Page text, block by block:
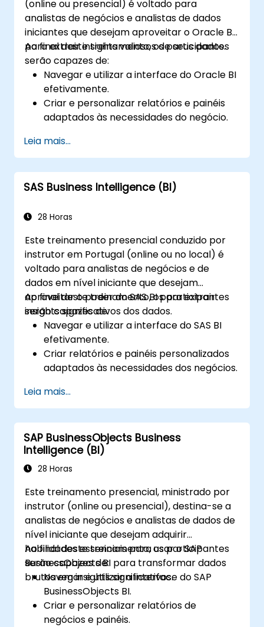
(online ou presencial) é voltado para
analistas de negócios e analistas de dados
iniciantes que desejam aproveitar o Oracle BI
para extrair insights valiosos de seus dados.
Ao final deste treinamento, os participantes
serão capazes de:
Navegar e utilizar a interface do Oracle BI
efetivamente.
Criar e personalizar relatórios e painéis
adaptados às necessidades do negócio.
ferramentas de BI.
Aproveitar recursos avançados para uma
exploração abrangente dos dados.
Leia mais...
SAS Business Intelligence (BI)
28 Horas
Este treinamento presencial conduzido por
instrutor em Portugal (online ou no local) é
voltado para analistas de negócios e de
dados em nível iniciante que desejam
aproveitar o poder do SAS BI para extrair
insights significativos dos dados.
Ao final deste treinamento, os participantes
serão capazes de:
Navegar e utilizar a interface do SAS BI
efetivamente.
Criar relatórios e painéis personalizados
adaptados às necessidades dos negócios.
ferramentas de BI.
Aproveitar recursos avançados para uma
exploração abrangente dos dados.
Leia mais...
SAP BusinessObjects Business
Intelligence (BI)
28 Horas
Este treinamento presencial, ministrado por
instrutor (online ou presencial), destina-se a
analistas de negócios e analistas de dados de
nível iniciante que desejam adquirir
habilidades essenciais para usar o SAP
BusinessObjects BI para transformar dados
brutos em insights significativos.
Ao final deste treinamento, os participantes
serão capazes de:
Navegar e utilizar a interface do SAP
BusinessObjects BI.
Criar e personalizar relatórios de
negócios e painéis.